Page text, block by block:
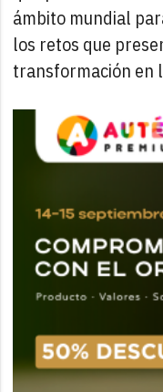
ámbito mundial
los retos que
transformación en